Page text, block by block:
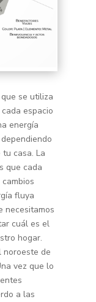
se utiliza
espacio
energía
casa. La
que cada
fluya
necesitamos
cuál es el
hogar.
noroeste de
vez que lo
a las